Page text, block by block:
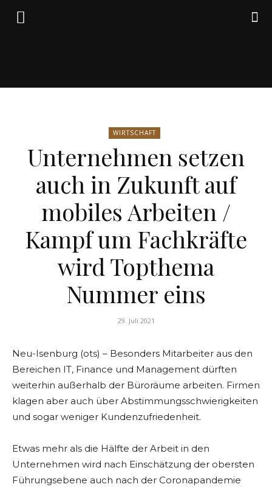
Friedrich
von
Weik
WIRTSCHAFT
Unternehmen setzen
auch in Zukunft auf
mobiles Arbeiten /
Kampf um Fachkräfte
wird Topthema
Nummer eins
29. Juli 2021
Neu-Isenburg (ots) – Besonders Mitarbeiter aus den
Bereichen IT, Finance und Management dürften
weiterhin außerhalb der Büroräume arbeiten. Firmen
klagen aber auch über Abstimmungsschwierigkeiten
und sogar weniger Kundenzufriedenheit.
Etwas mehr als die Hälfte der Arbeit in den
Unternehmen wird nach Einschätzung der obersten
Führungsebene auch nach der Coronapandemie